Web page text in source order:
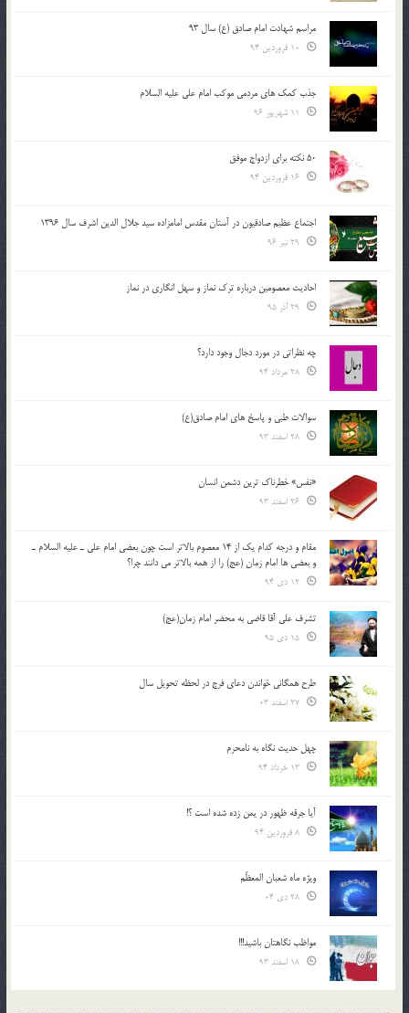
مراسم شهادت امام صادق (ع) سال 93
جذب کمک های مردمی موکب امام علی علیه السلام
50 نکته برای ازدواج موفق
اجتماع عظیم صادقیون در آستان مقدس امامزاده سید جلال الدین اشرف سال 1396
احادیث معصومین درباره ترک نماز و سهل انگاری در نماز
چه نظراتی در مورد دجال وجود دارد؟
سوالات طبی و پاسخ های امام صادق(ع)
«نفس» خطرناک ترین دشمن انسان
مقام و درجه كدام يك از 14 معصوم بالاتر است چون بعضي امام علي ـ عليه السلام ـ
و بعضي ها امام زمان (عج) را از همه بالاتر مي دانند چرا؟
تشرف علي آقا قاضي به محضر امام زمان(عج)
طرح همگانی خواندن دعای فرج در لحظه تحویل سال
چهل حدیث نگاه به نامحرم
آیا جرقه ظهور در یمن زده شده است ؟!
ویژه ماه شعبان المعظّم
مواظب نگاهتان باشید!!!